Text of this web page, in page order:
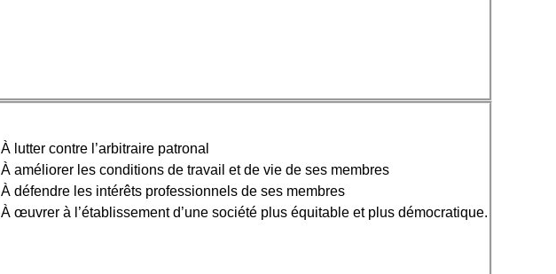
À lutter contre l’arbitraire patronal
À améliorer les conditions de travail et de vie de ses membres
À défendre les intérêts professionnels de ses membres
À œuvrer à l’établissement d’une société plus équitable et plus démocratique.